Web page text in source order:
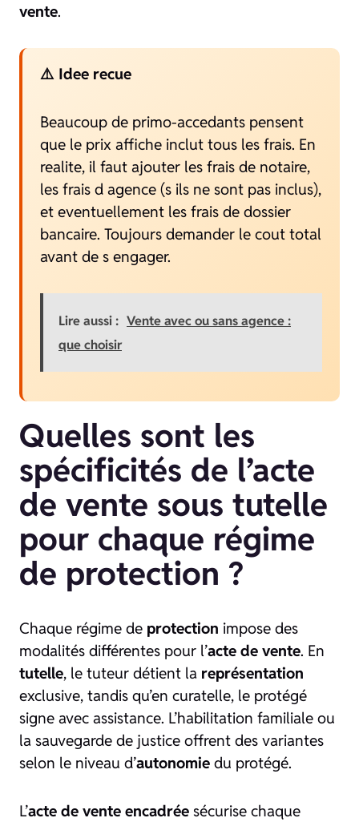
vente.
⚠️ Idee recue
Beaucoup de primo-accedants pensent
que le prix affiche inclut tous les frais. En
realite, il faut ajouter les frais de notaire,
les frais d agence (s ils ne sont pas inclus),
et eventuellement les frais de dossier
bancaire. Toujours demander le cout total
avant de s engager.
Lire aussi : Vente avec ou sans agence :
que choisir
Quelles sont les
spécificités de l’acte
de vente sous tutelle
pour chaque régime
de protection ?
Chaque régime de protection impose des
modalités différentes pour l’acte de vente. En
tutelle, le tuteur détient la représentation
exclusive, tandis qu’en curatelle, le protégé
signe avec assistance. L’habilitation familiale ou
la sauvegarde de justice offrent des variantes
selon le niveau d’autonomie du protégé.
L’acte de vente encadrée sécurise chaque